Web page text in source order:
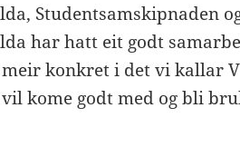
Studentsamskipnaden
har hatt eit godt
konkret i det vi kallar
vil kome godt med og bli